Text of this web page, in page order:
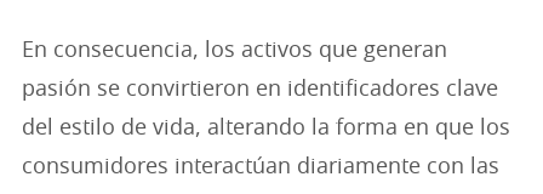
En consecuencia, los activos que generan
pasión se convirtieron en identificadores clave
del estilo de vida, alterando la forma en que los
consumidores interactúan diariamente con las